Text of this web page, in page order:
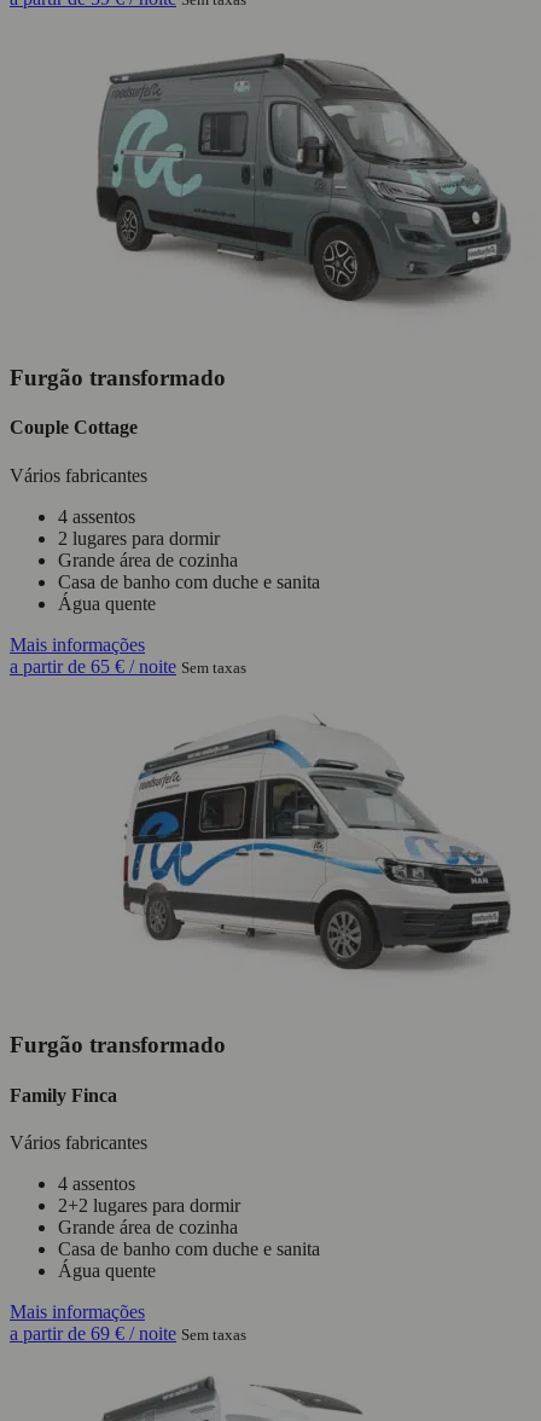
Furgão transformado
Couple Cottage
Vários fabricantes
4 assentos
2 lugares para dormir
Grande área de cozinha
Casa de banho com duche e sanita
Água quente
Mais informações
a partir de 65 € / noite Sem taxas
Furgão transformado
Family Finca
Vários fabricantes
4 assentos
2+2 lugares para dormir
Grande área de cozinha
Casa de banho com duche e sanita
Água quente
Mais informações
a partir de 69 € / noite Sem taxas